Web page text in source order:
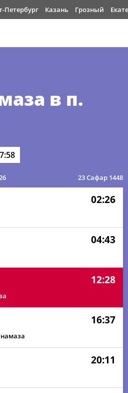
Петербург Казань Грозный
в п.
23 Сафар 1448
02:26
04:43
12:28
16:37
20:11